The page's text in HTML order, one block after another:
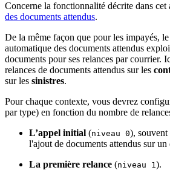
Concerne la fonctionnalité décrite dans cet
des documents attendus.
De la même façon que pour les impayés,
automatique des documents attendus
documents pour ses relances par courrier.
relances de documents attendus sur les
sur les sinistres.
Pour chaque contexte, vous devrez
par type) en fonction du nombre de
L’appel initial (niveau 0), souvent
l'ajout de documents attendus sur un
La première relance (niveau 1).